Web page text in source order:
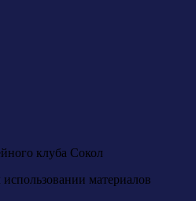
клуба Сокол
материалов